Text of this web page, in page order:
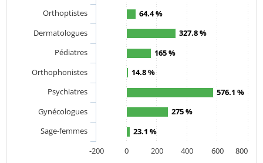
64.4 %
327.8 %
165 %
14.8 %
576.1 %
275 %
23.1 %
Orthoptistes
Dermatologues
Pédiatres
Orthophonistes
Psychiatres
Gynécologues
Sage-femmes
0
200 400 600
-200 800